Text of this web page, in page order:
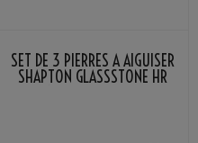
SET DE 3 PIERRES À AIGUISER
SHAPTON GLASSSTONE HR